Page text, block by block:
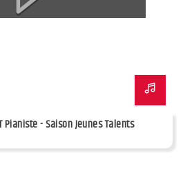
Pianiste - Saison Jeunes Talents